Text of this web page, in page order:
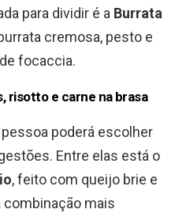
para dividir é a Burrata
cremosa, pesto e
focaccia.
risotto e carne na brasa
poderá escolher
Entre elas está o
, feito com queijo brie e
combinação mais